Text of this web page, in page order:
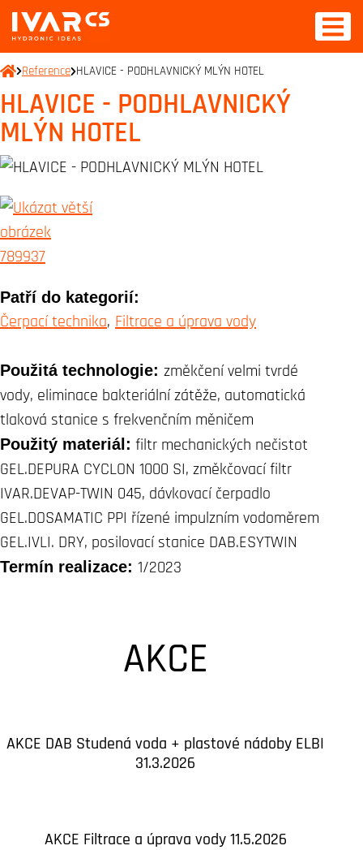
Reference HLAVICE - PODHLAVNICKÝ MLÝN HOTEL
HLAVICE - PODHLAVNICKÝ
MLÝN HOTEL
Patří do kategorií:
Čerpací technika Filtrace a úprava vody
Použitá technologie: změkčení velmi tvrdé
vody, eliminace bakteriální zátěže, automatická
tlaková stanice s frekvenčním měničem
Použitý materiál: filtr mechanických nečistot
GEL.DEPURA CYCLON 1000 SI, změkčovací filtr
IVAR.DEVAP-TWIN 045, dávkovací čerpadlo
GEL.DOSAMATIC PPI řízené impulzním vodoměrem
GEL.IVLI. DRY, posilovací stanice DAB.ESYTWIN
Termín realizace: 1/2023
AKCE
AKCE DAB Studená voda + plastové nádoby ELBI
31.3.2026
AKCE Filtrace a úprava vody 11.5.2026